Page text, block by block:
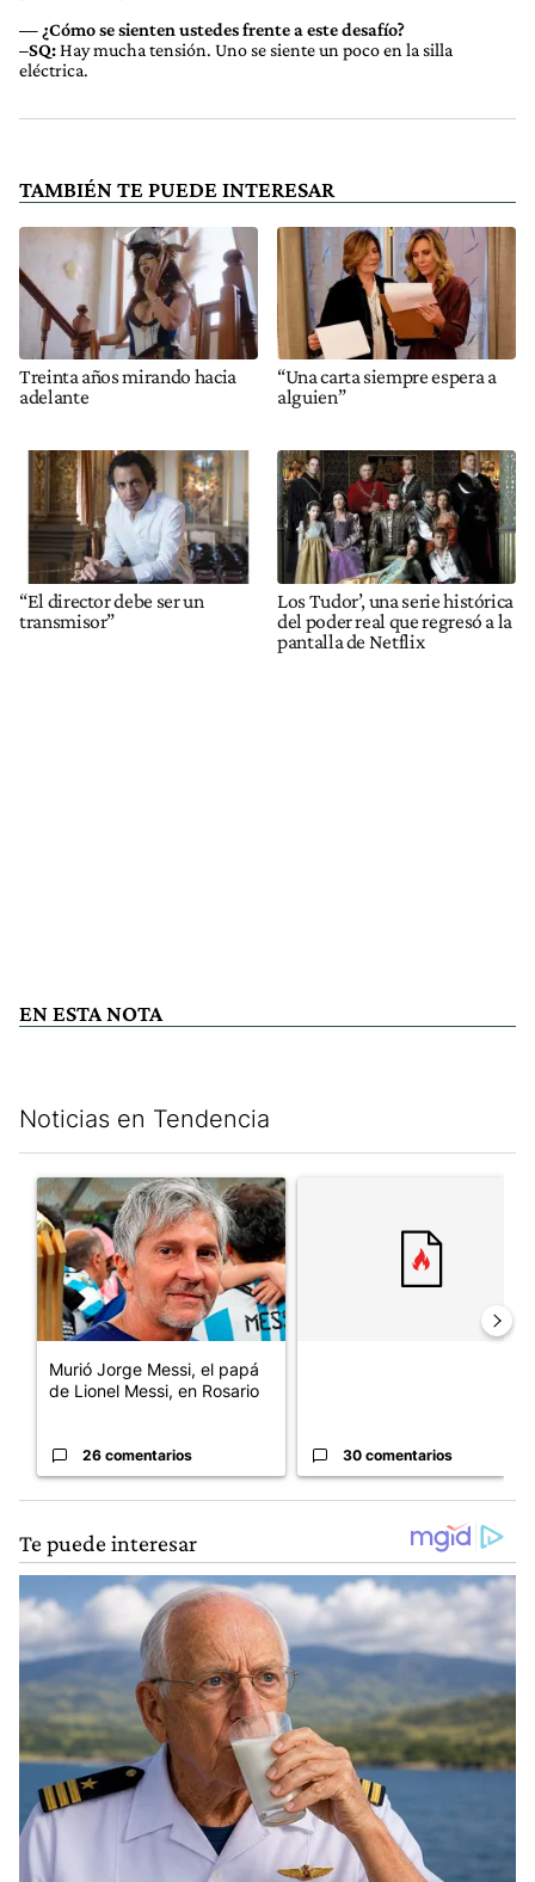
— ¿Cómo se sienten ustedes frente a este desafío?
–SQ:Hay mucha tensión. Uno se siente un poco en la silla
eléctrica.
TAMBIÉN TE PUEDE INTERESAR
Treinta años mirando hacia
adelante
“Una carta siempre espera a
alguien”
“El director debe ser un
transmisor”
Los Tudor’, una serie histórica
del poder real que regresó a la
pantalla de Netflix
EN ESTA NOTA
Noticias en Tendencia
Un artículo de tendencia con el título "Murió Jorge Messi, el
Murió Jorge Messi, el papá
de Lionel Messi, en Rosario
26 comentarios 30 comentarios